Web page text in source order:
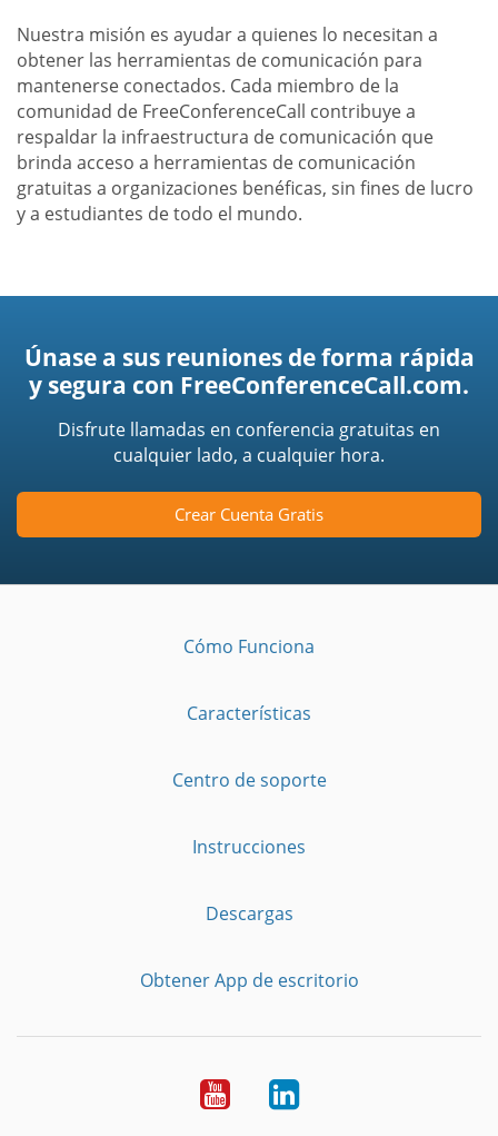
Nuestra misión es ayudar a quienes lo necesitan a
obtener las herramientas de comunicación para
mantenerse conectados. Cada miembro de la
comunidad de FreeConferenceCall contribuye a
respaldar la infraestructura de comunicación que
brinda acceso a herramientas de comunicación
gratuitas a organizaciones benéficas, sin fines de lucro
y a estudiantes de todo el mundo.
Únase a sus reuniones de forma rápida
y segura con FreeConferenceCall.com.
Disfrute llamadas en conferencia gratuitas en
cualquier lado, a cualquier hora.
Crear Cuenta Gratis
Cómo Funciona
Características
Centro de soporte
Instrucciones
Descargas
Obtener App de escritorio
YouTubeLinkedIn